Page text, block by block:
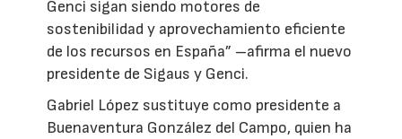
Genci sigan siendo motores de
sostenibilidad y aprovechamiento eficiente
de los recursos en España” –afirma el nuevo
presidente de Sigaus y Genci.
Gabriel López sustituye como presidente a
Buenaventura González del Campo, quien ha